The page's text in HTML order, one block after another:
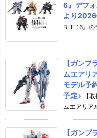
6』デフ
より2026
BLE 16』
【ガン
ムエアリ
モデル予
予定♪
【
ムエアリア
【ガン